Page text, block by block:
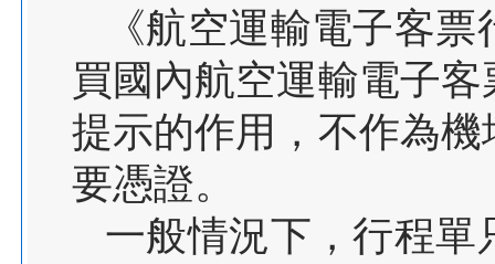
《航空運輸電子客
買國內航空運輸電子
提示的作用，不作為
要憑證。
一般情況下，行程單